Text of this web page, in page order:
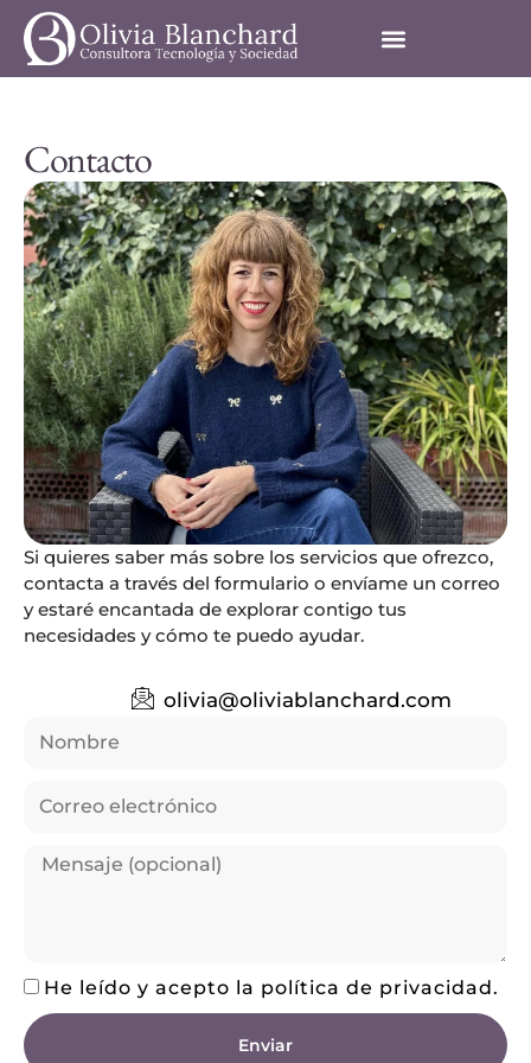
Saltar al contenido
Contacto
Si quieres saber más sobre los servicios que ofrezco,
contacta a través del formulario o envíame un correo
y estaré encantada de explorar contigo tus
necesidades y cómo te puedo ayudar.
olivia@oliviablanchard.com
He leído y acepto la política de privacidad.
Enviar